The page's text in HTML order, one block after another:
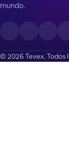
mundo.
© 2026 Tevex. Todos